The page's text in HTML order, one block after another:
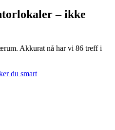
– ikke
. Akkurat nå har vi 86 treff i
du smart